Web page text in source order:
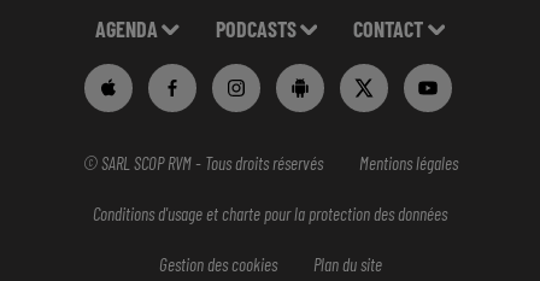
AGENDA PODCASTS CONTACT
© SARL SCOP RVM - Tous droits réservés Mentions légales
Conditions d'usage et charte pour la protection des données
Gestion des cookies Plan du site